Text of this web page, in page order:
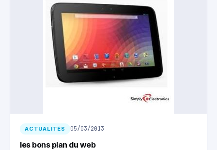
ACTUALITÉS 05/03/2013
les bons plan du web